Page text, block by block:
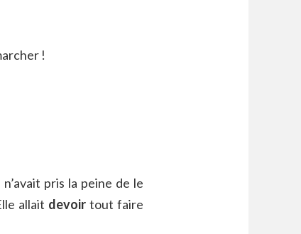
!
pris la peine de le
allait devoir tout faire